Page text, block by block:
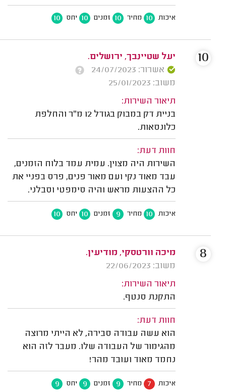
איכות 10 מחיר 10 זמנים 10 יחס 10
יעל שטיינבך, ירושלים.
אשרור: 24/07/2023
משוב: 25/01/2023
תיאור השירות:
בניית דק במבוק בגודל 12 מ"ר והחלפת
כלונסאות.
חוות דעת:
השירות היה מצוין. עמית עמד בלוח הזמנים,
עבד מאוד נקי ועם מאור פנים, פרס בפניי את
כל ההצעות מראש והיה סימפטי וסבלני.
איכות 10 מחיר 9 זמנים 10 יחס 10
10
מיכה וורטסקי, מודיעין.
משוב: 22/06/2023
תיאור השירות:
התקנת סנטף.
חוות דעת:
הוא עשה עבודה סבירה, לא הייתי מרוצה
מהגימור של העבודה שלו. מעבר לזה הוא
נחמד מאוד ועובד מהר!
איכות 7 מחיר 9 זמנים 9 יחס 9
8